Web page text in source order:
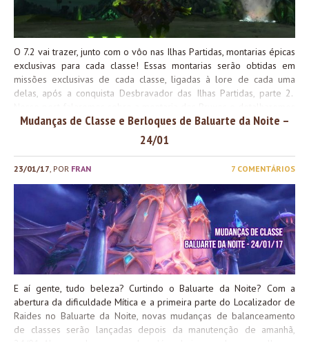
O 7.2 vai trazer, junto com o vôo nas Ilhas Partidas, montarias épicas
exclusivas para cada classe! Essas montarias serão obtidas em
missões exclusivas de cada classe, ligadas à lore de cada uma
delas, após a conquista Desbravador das Ilhas Partidas, parte 2.
a missão necessária para consegui-la. A montaria A montaria dos
Bruxos é o Corcel Iracundo Caótico do Senhor do
Éter (Netherlord’s Chaotic Wrathsteed). A montaria é um cavalo
esquelético em chamas com três cores diferentes. Ao terminar a
missão, o jogador receberá a versão verde. A forma de adquirir as
cores laranja e roxa não é tão simples: a laranja requer a conquista
Power Ascended e custa 10.000 Recursos de Ordem. Já a cor roxa
é um saque do NPC Lord Hel’nurath no patch 7.2 na Costa Partida.
Este NPC é o chefe invocado por Dreadsteed of Xoroth. Ao final,
elas contam como três montarias no...
Mudanças de Classe e Berloques de Baluarte da Noite –
24/01
23/01/17 , POR FRAN 7 COMENTÁRIOS
E aí gente, tudo beleza? Curtindo o Baluarte da Noite? Com a
abertura da dificuldade Mítica e a primeira parte do Localizador de
Raides no Baluarte da Noite, novas mudanças de balanceamento
de classes serão lançadas depois da manutenção de amanhã,